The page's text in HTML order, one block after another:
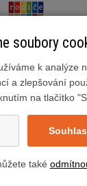
cookies
soubory
k analýze
a zlepšování
na tlačítko
také